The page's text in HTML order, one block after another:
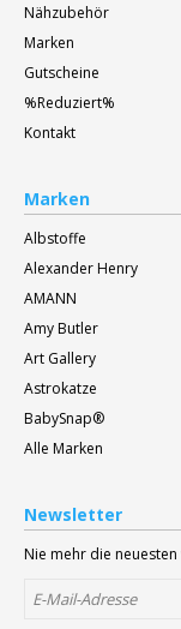
Nähzubehör
Marken
Gutscheine
%Reduziert%
Kontakt
Marken
Albstoffe
Alexander Henry
AMANN
Amy Butler
Art Gallery
Astrokatze
BabySnap®
Alle Marken
Newsletter
Nie mehr die